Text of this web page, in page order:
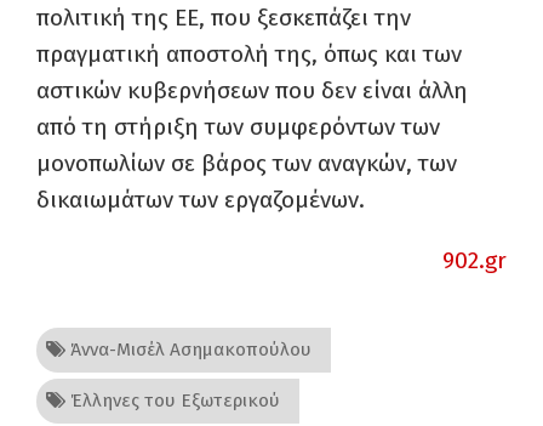
πολιτική της ΕΕ, που ξεσκεπάζει την
πραγματική αποστολή της, όπως και των
αστικών κυβερνήσεων που δεν είναι άλλη
από τη στήριξη των συμφερόντων των
μονοπωλίων σε βάρος των αναγκών, των
δικαιωμάτων των εργαζομένων.
902.gr
Άννα-Μισέλ Ασημακοπούλου
Έλληνες του Εξωτερικού